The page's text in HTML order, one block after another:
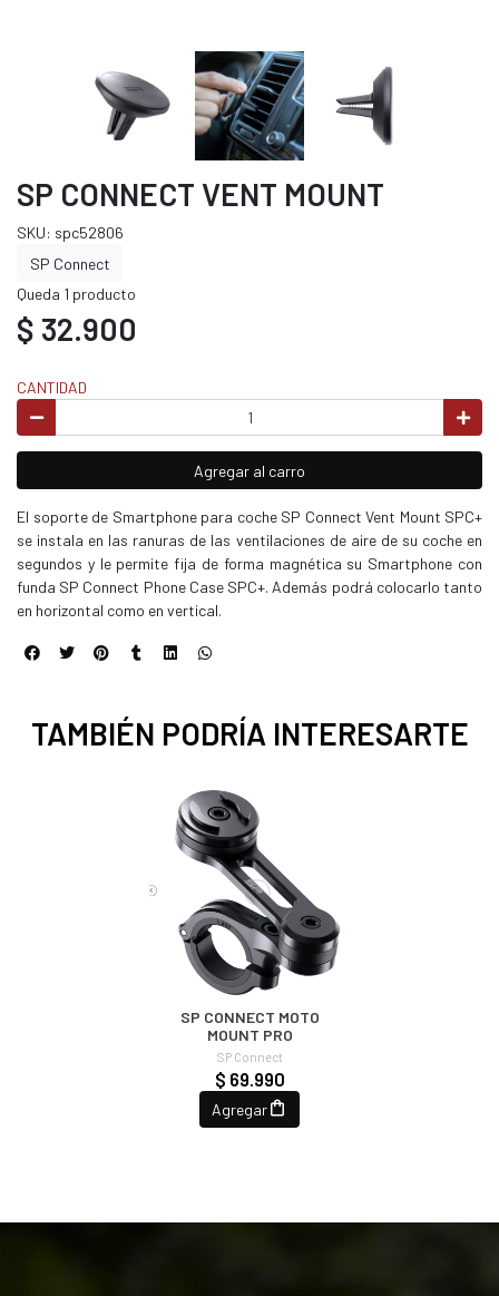
SP CONNECT VENT MOUNT
SKU: spc52806
SP Connect
Queda 1 producto
$ 32.900
CANTIDAD
Agregar al carro
El soporte de Smartphone para coche SP Connect Vent Mount SPC+
se instala en las ranuras de las ventilaciones de aire de su coche en
segundos y le permite fija de forma magnética su Smartphone con
funda SP Connect Phone Case SPC+. Además podrá colocarlo tanto
en horizontal como en vertical.
TAMBIÉN PODRÍA INTERESARTE
SP CONNECT MOTO
MOUNT PRO
SP Connect
$ 69.990
Agregar